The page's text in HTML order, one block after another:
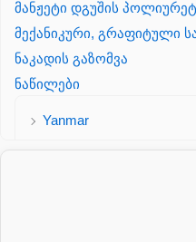
მანჟეტი დგუშის
მექანიკური, გრაფიტული
ნაკადის გაზომვა
ნაწილები
Yanmar